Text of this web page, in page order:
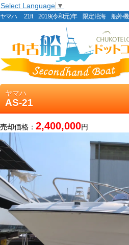
Select Language ▼
ヤマハ 21ft 2019(令和元)年 限定沿海 船外機
ヤマハ
AS-21
売却価格： 2,400,000円